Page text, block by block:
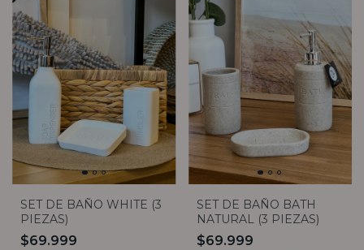
SET DE BAÑO WHITE (3
PIEZAS)
$69.999
SET DE BAÑO BATH
NATURAL (3 PIEZAS)
$69.999